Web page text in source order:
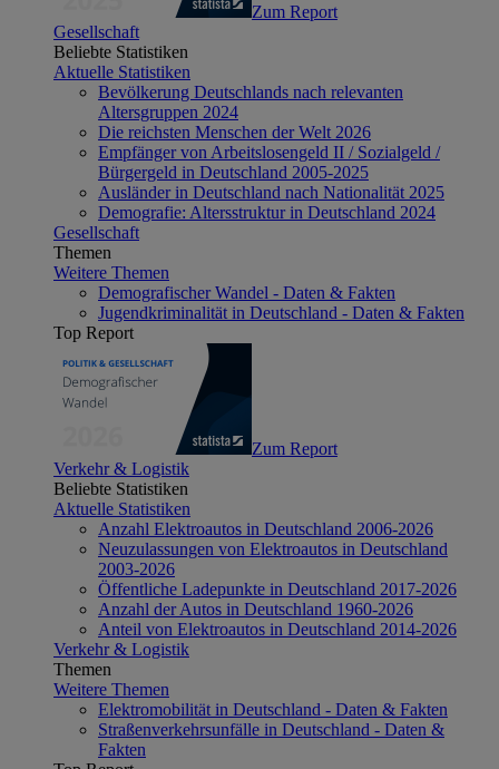
Zum Report
Gesellschaft
Beliebte Statistiken
Aktuelle Statistiken
Bevölkerung Deutschlands nach relevanten
Altersgruppen 2024
Die reichsten Menschen der Welt 2026
Empfänger von Arbeitslosengeld II / Sozialgeld /
Bürgergeld in Deutschland 2005-2025
Ausländer in Deutschland nach Nationalität 2025
Demografie: Altersstruktur in Deutschland 2024
Gesellschaft
Themen
Weitere Themen
Demografischer Wandel - Daten & Fakten
Jugendkriminalität in Deutschland - Daten & Fakten
Top Report
Zum Report
Verkehr & Logistik
Beliebte Statistiken
Aktuelle Statistiken
Anzahl Elektroautos in Deutschland 2006-2026
Neuzulassungen von Elektroautos in Deutschland
2003-2026
Öffentliche Ladepunkte in Deutschland 2017-2026
Anzahl der Autos in Deutschland 1960-2026
Anteil von Elektroautos in Deutschland 2014-2026
Verkehr & Logistik
Themen
Weitere Themen
Elektromobilität in Deutschland - Daten & Fakten
Straßenverkehrsunfälle in Deutschland - Daten &
Fakten